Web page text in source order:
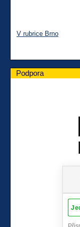
V rubrice Brno
Podpora